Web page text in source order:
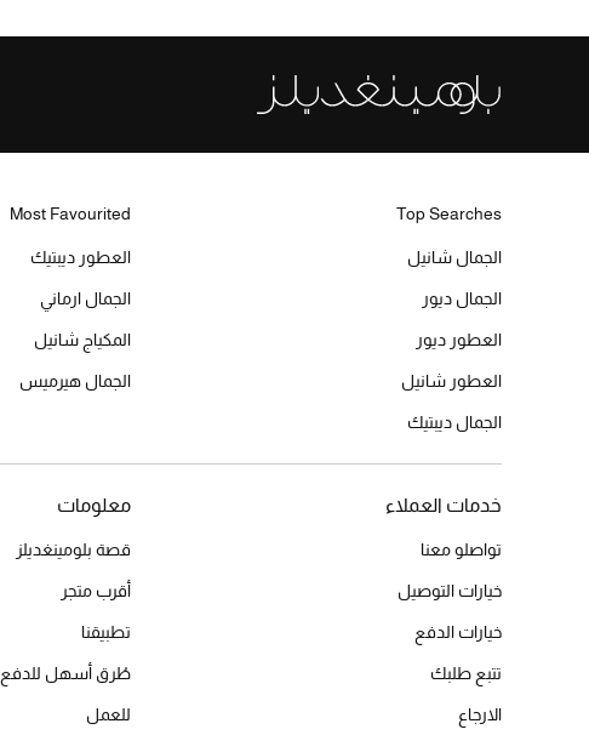
Top Searches
الجمال شانيل
الجمال ديور
العطور ديور
العطور شانيل
الجمال ديبتيك
Most Favourited
العطور ديبتيك
الجمال ارماني
المكياج شانيل
الجمال هيرميس
خدمات العملاء
تواصلو معنا
خيارات التوصيل
خيارات الدفع
تتبع طلبك
الارجاع
معلومات
قصة بلومينغديلز
أقرب متجر
تطبيقنا
طُرق أسهل للدفع
للعمل